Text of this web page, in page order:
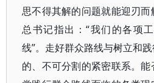
思不得其解的问题就能迎刃
总书记指出：“我们的各项
线”。走好群众路线与树立和
的、不可分割的紧密联系。